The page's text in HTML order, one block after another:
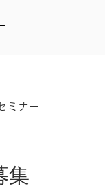
ミナー
集